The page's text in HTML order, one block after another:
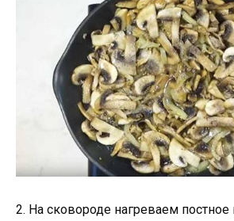
2. На сковороде нагреваем